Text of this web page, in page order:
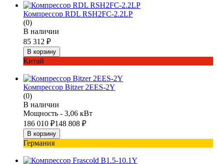
Компрессор RDL RSH2FC-2.2LP
(0)
В наличии
85 312 ₽
В корзину
Китай
Компрессор Bitzer 2EES-2Y
(0)
В наличии
Мощность - 3,06 кВт
186 010 ₽148 808 ₽
В корзину
Германия